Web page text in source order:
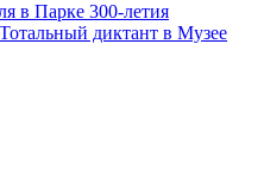
в Парке 300-летия
диктант в Музее